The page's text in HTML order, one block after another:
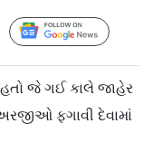
Follow Us
જે ગઈ કાલે જાહેર
ફગાવી દેવામાં